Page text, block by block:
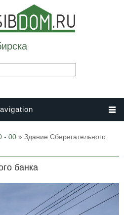
- 00 » Здание Сберегательного
банка